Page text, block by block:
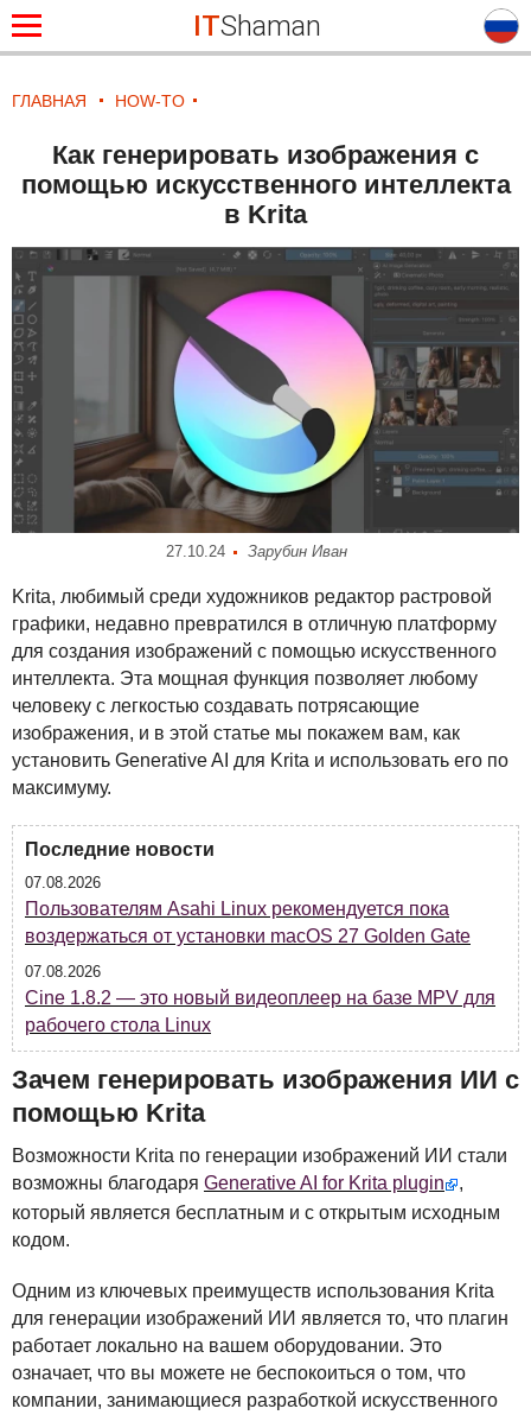
ITShaman
ГЛАВНАЯ HOW-TO
Как генерировать изображения с
помощью искусственного интеллекта
в Krita
27.10.24 Зарубин Иван
Krita, любимый среди художников редактор растровой
графики, недавно превратился в отличную платформу
для создания изображений с помощью искусственного
интеллекта. Эта мощная функция позволяет любому
человеку с легкостью создавать потрясающие
изображения, и в этой статье мы покажем вам, как
установить Generative AI для Krita и использовать его по
максимуму.
Последние новости
07.08.2026
Пользователям Asahi Linux рекомендуется пока
воздержаться от установки macOS 27 Golden Gate
07.08.2026
Cine 1.8.2 — это новый видеоплеер на базе MPV для
рабочего стола Linux
Зачем генерировать изображения ИИ с
помощью Krita
Возможности Krita по генерации изображений ИИ стали
возможны благодаря Generative AI for Krita plugin
,
который является бесплатным и с открытым исходным
кодом.
Одним из ключевых преимуществ использования Krita
для генерации изображений ИИ является то, что плагин
работает локально на вашем оборудовании. Это
означает, что вы можете не беспокоиться о том, что
компании, занимающиеся разработкой искусственного